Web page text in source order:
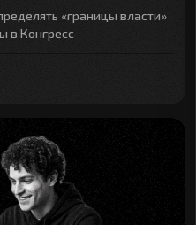
«границы власти»
в Конгресс